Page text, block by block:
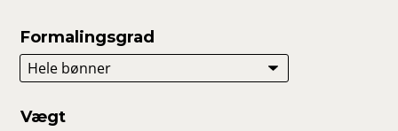
Formalingsgrad
Vægt